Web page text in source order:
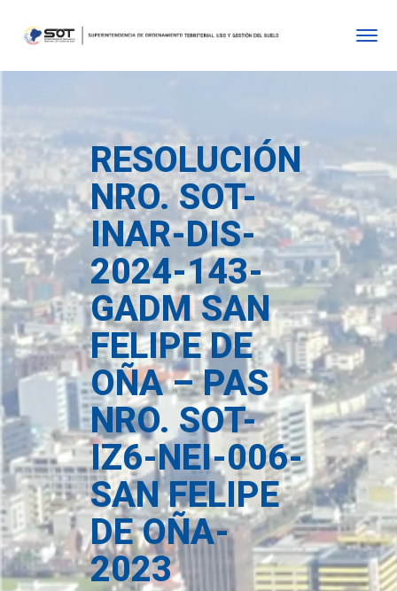
RESOLUCIÓN
NRO. SOT-
INAR-DIS-
2024-143-
GADM SAN
FELIPE DE
OÑA – PAS
NRO. SOT-
IZ6-NEI-006-
SAN FELIPE
DE OÑA-
2023